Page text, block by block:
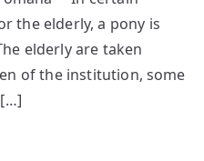
the elderly, a pony is
elderly are taken
of the institution, some